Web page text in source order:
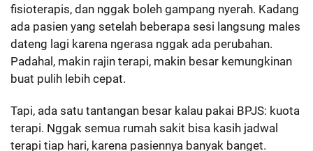
fisioterapis, dan nggak boleh gampang nyerah. Kadang
ada pasien yang setelah beberapa sesi langsung males
dateng lagi karena ngerasa nggak ada perubahan.
Padahal, makin rajin terapi, makin besar kemungkinan
buat pulih lebih cepat.
Tapi, ada satu tantangan besar kalau pakai BPJS: kuota
terapi. Nggak semua rumah sakit bisa kasih jadwal
terapi tiap hari, karena pasiennya banyak banget.